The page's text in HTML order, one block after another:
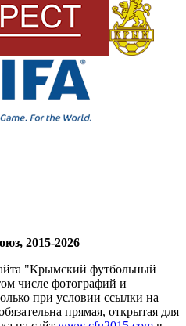
2015-2026
"Крымский футбольный
числе фотографий и
при условии ссылки на
прямая, открытая для